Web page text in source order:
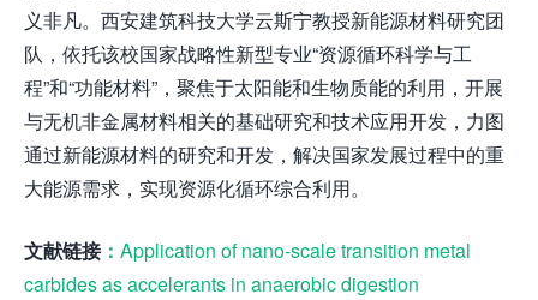
义非凡。西安建筑科技大学云斯宁教授新能源材料研究团
队，依托该校国家战略性新型专业“资源循环科学与工
程”和“功能材料”，聚焦于太阳能和生物质能的利用，开展
与无机非金属材料相关的基础研究和技术应用开发，力图
通过新能源材料的研究和开发，解决国家发展过程中的重
大能源需求，实现资源化循环综合利用。
文献链接： Application of nano-scale transition metal
carbides as accelerants in anaerobic digestion